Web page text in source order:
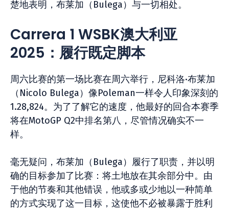
楚地表明，布莱加（Bulega）与一切相处。
Carrera 1 WSBK澳大利亚
2025：履行既定脚本
周六比赛的第一场比赛在周六举行，尼科洛·布莱加
（Nicolo Bulega）像Poleman一样令人印象深刻的
1.28,824。为了了解它的速度，他最好的回合本赛季
将在MotoGP Q2中排名第八，尽管情况确实不一
样。
毫无疑问，布莱加（Bulega）履行了职责，并以明
确的目标参加了比赛：将土地放在其余部分中。由
于他的节奏和其他错误，他或多或少地以一种简单
的方式实现了这一目标，这使他不必被暴露于胜利